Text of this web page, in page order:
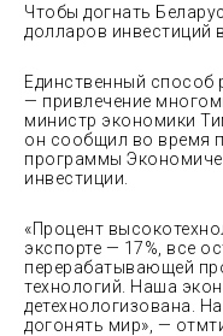
Чтобы догнать
долларов инвестиций
Единственный способ
— привлечение
министр экономики
он сообщил во время
программы
инвестиции.
«Процент
экспорте — 17%, все
перерабатывающей
технологий. Наша
детехнологизована.
догонять мир», —